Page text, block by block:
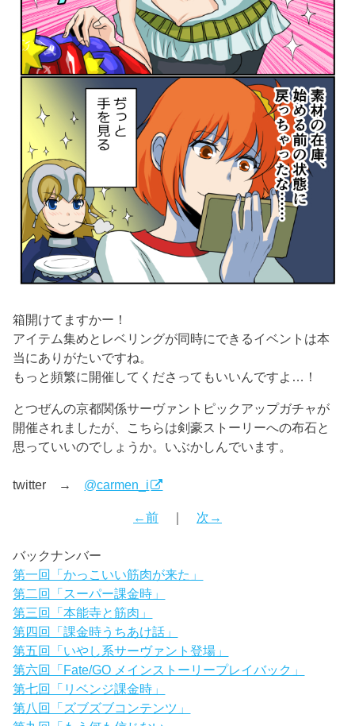
箱開けてますかー！
アイテム集めとレベリングが同時にできるイベントは本
当にありがたいですね。
もっと頻繁に開催してくださってもいいんですよ…！
とつぜんの京都関係サーヴァントピックアップガチャが
開催されましたが、こちらは剣豪ストーリーへの布石と
思っていいのでしょうか。いぶかしんでいます。
twitter → @carmen_i
←前 ｜ 次→
バックナンバー
第一回「かっこいい筋肉が来た」
第二回「スーパー課金時」
第三回「本能寺と筋肉」
第四回「課金時うちあけ話」
第五回「いやし系サーヴァント登場」
第六回「Fate/GO メインストーリープレイバック」
第七回「リベンジ課金時」
第八回「ズブズブコンテンツ」